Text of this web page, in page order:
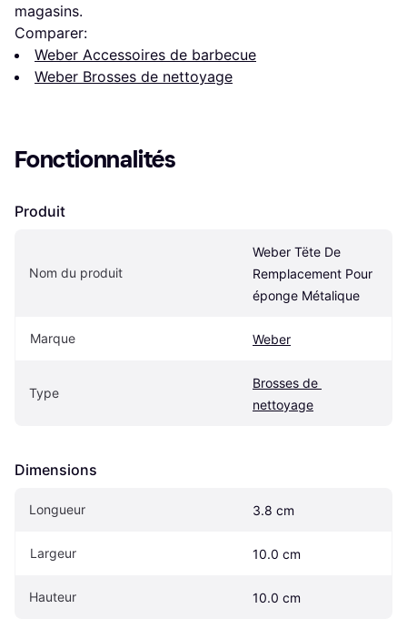
magasins.
Comparer:
Weber Accessoires de barbecue
Weber Brosses de nettoyage
Fonctionnalités
Produit
Nom du produit
Weber Tëte De
Remplacement Pour
éponge Métalique
Marque Weber
Type
Brosses de
nettoyage
Dimensions
Longueur 3.8 cm
Largeur 10.0 cm
Hauteur 10.0 cm